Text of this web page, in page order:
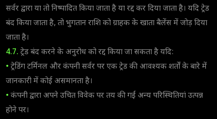
सर्वर द्वारा या तो निष्पादित किया जाता है या रद्द कर दिया जाता है। यदि ट्रेड
बंद किया जाता है, तो भुगतान राशि को ग्राहक के खाता बैलेंस में जोड़ दिया
जाता है।
4.7. ट्रेड बंद करने के अनुरोध को रद्द किया जा सकता है यदि:
• ट्रेडिंग टर्मिनल और कंपनी सर्वर पर एक ट्रेड की आवश्यक शर्तों के बारे में
जानकारी में कोई असमानता है।
• कंपनी द्वारा अपने उचित विवेक पर तय की गईं अन्य परिस्थितियां उत्पन्न
होने पर।